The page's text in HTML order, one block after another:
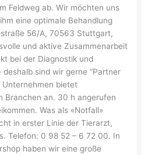
Feldweg ab. Wir möchten uns
eine optimale Behandlung
56/A, 70563 Stuttgart,
und aktive Zusammenarbeit
bei der Diagnostik und
sind wir gerne “Partner
Unternehmen bietet
Branchen an. 30 h angerufen
Was als «Notfall»
in erster Linie der Tierarzt,
Telefon: 0 98 52 – 6 72 00. In
haben wir eine große